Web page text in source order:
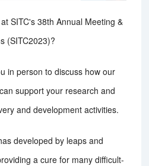
SITC's 38th Annual Meeting &
(SITC2023)?
in person to discuss how our
support your research and
and development activities.
developed by leaps and
a cure for many difficult-